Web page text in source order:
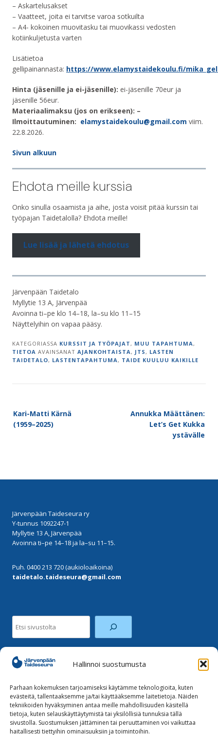
Hallinnoi suostumusta
Parhaan kokemuksen tarjoamiseksi käytämme teknologioita, kuten
evästeitä, tallentaaksemme ja/tai käyttääksemme laitetietoja. Näiden
tekniikoiden hyväksyminen antaa meille mahdollisuuden käsitellä
tietoja, kuten selauskäyttäytymistä tai yksilöllisiä tunnuksia tällä
sivustolla. Suostumuksen jättäminen tai peruuttaminen voi vaikuttaa
haitallisesti tiettyihin ominaisuuksiin ja toimintoihin.
– Askartelusakset
– Vaatteet, joita ei tarvitse varoa sotkuilta
– ‎A4- kokoinen muovitasku tai muovikassi vedosten
kotiinkuljetusta varten
Lisätietoa
gellipainannasta: https://www.elamystaidekoulu.fi/
Hinta (jäsenille ja ei-jäsenille): ei-jäsenille 70eur ja
jäsenille 56eur.
Materiaalimaksu (jos on erikseen): –
Ilmoittautuminen: elamystaidekoulu@gmail.com viim.
22.8.2026.
Sivun alkuun
Ehdota meille kurssia
Onko sinulla osaamista ja aihe, josta voisit pitää kurssin tai
työpajan Taidetalolla? Ehdota meille!
Lue lisää ja lähetä ehdotus
Järvenpään Taidetalo
Myllytie 13 A, Järvenpää
Avoinna ti–pe klo 14–18, la–su klo 11–15
Näyttelyihin on vapaa pääsy.
KATEGORIASSA KURSSIT JA TYÖPAJAT , MUU TAPAHTUMA ,
TIETOA AVAINSANAT AJANKOHTAISTA , JTS , LASTEN
TAIDETALO, LASTENTAPAHTUMA , TAIDE KUULUU KAIKILLE
navigation
Kari-Matti Kärnä
(1959–2025)
Annukka Määttänen:
Let’s Get Kukka
ystävälle
Järvenpään Taideseura ry
Y-tunnus 1092247-1
Myllytie 13 A, Järvenpää
Avoinna ti–pe 14–18 ja la–su 11–15.
Puh. 0400 213 720 (aukioloaikoina)
taidetalo.taideseura@gmail.com
Instagram
Tilaa uutiskirje